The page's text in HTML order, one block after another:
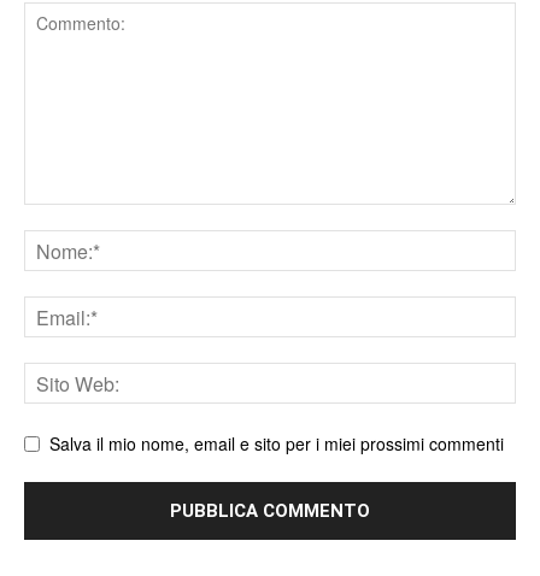
Comment
Nome
Email
Sito
web
Salva il mio nome, email e sito per i miei prossimi commenti